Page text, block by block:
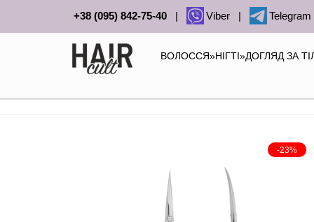
+38 (095) 842-75-40 | Viber | Telegram
ВОЛОССЯ»НІГТІ»ДОГЛЯД ЗА
-23%